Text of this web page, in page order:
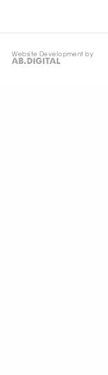
Website Development by